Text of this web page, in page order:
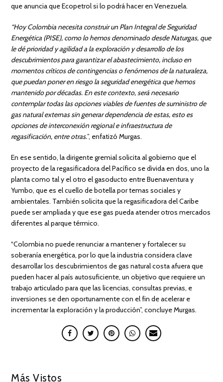
que anuncia que Ecopetrol si lo podrá hacer en Venezuela.
“Hoy Colombia necesita construir un Plan Integral de Seguridad
Energética (PISE), como lo hemos denominado desde Naturgas, que
le dé prioridad y agilidad a la exploración y desarrollo de los
descubrimientos para garantizar el abastecimiento, incluso en
momentos críticos de contingencias o fenómenos de la naturaleza,
que puedan poner en riesgo la seguridad energética que hemos
mantenido por décadas. En este contexto, será necesario
contemplar todas las opciones viables de fuentes de suministro de
gas natural externas sin generar dependencia de estas, esto es
opciones de interconexión regional e infraestructura de
regasificación, entre otras.”, enfatizó Murgas.
En ese sentido, la dirigente gremial solicita al gobierno que el
proyecto de la regasificadora del Pacífico se divida en dos, uno la
planta como tal y el otro el gasoducto entre Buenaventura y
Yumbo, que es el cuello de botella por temas sociales y
ambientales. También solicita que la regasificadora del Caribe
puede ser ampliada y que ese gas pueda atender otros mercados
diferentes al parque térmico.
“Colombia no puede renunciar a mantener y fortalecer su
soberanía energética, por lo que la industria considera clave
desarrollar los descubrimientos de gas natural costa afuera que
pueden hacer al país autosuficiente, un objetivo que requiere un
trabajo articulado para que las licencias, consultas previas, e
inversiones se den oportunamente con el fin de acelerar e
incrementar la exploración y la producción”, concluye Murgas.
Más Vistos